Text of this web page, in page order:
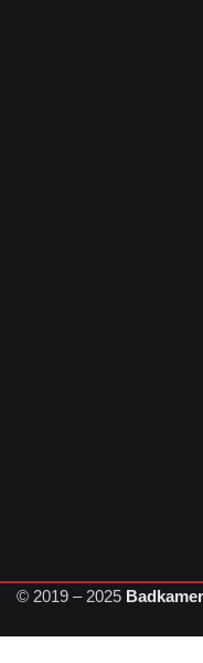
© 2019 – 2025